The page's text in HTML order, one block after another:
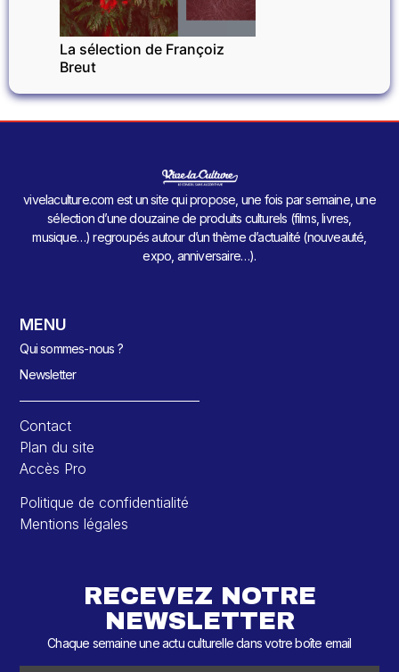
La sélection de Françoiz
Breut
vivelaculture.com est un site qui propose, une fois par semaine, une
sélection d’une douzaine de produits culturels (films, livres,
musique…) regroupés autour d’un thème d’actualité (nouveauté,
expo, anniversaire…).
MENU
Qui sommes-nous ?
Newsletter
Contact
Plan du site
Accès Pro
Politique de confidentialité
Mentions légales
RECEVEZ NOTRE
NEWSLETTER
Chaque semaine une actu culturelle dans votre boîte email